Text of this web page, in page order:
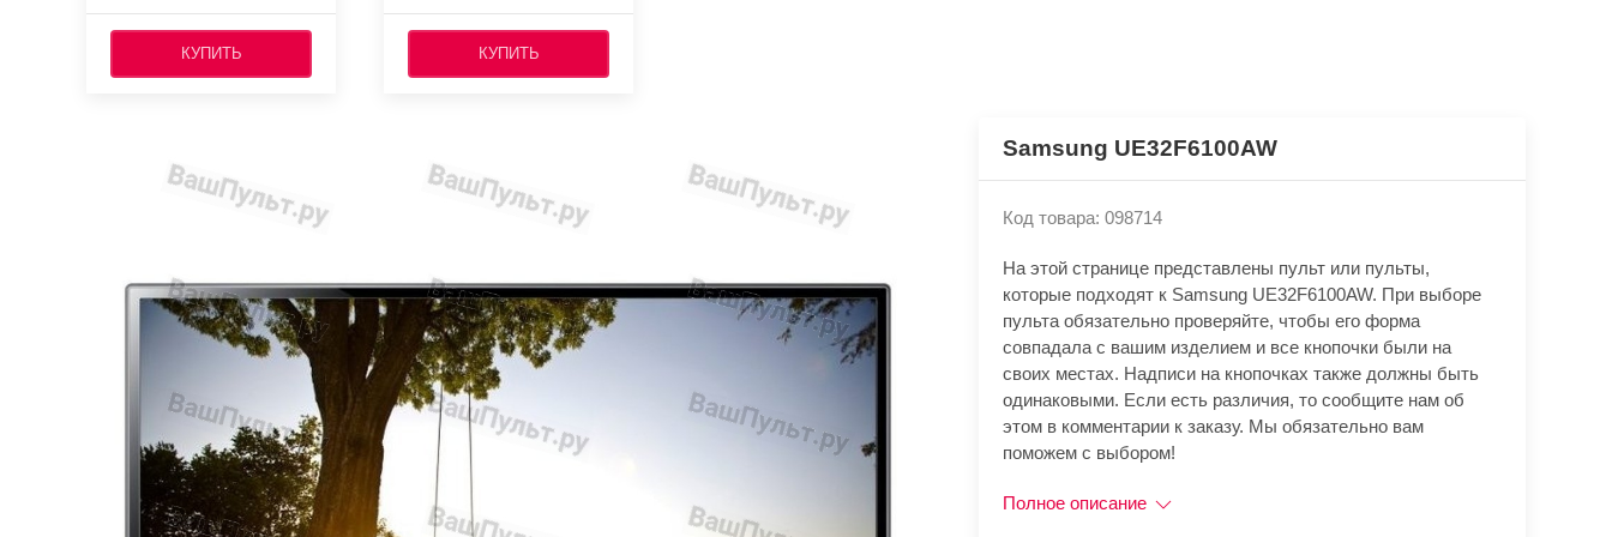
КУПИТЬ КУПИТЬ
Samsung UE32F6100AW
Код товара: 098714
На этой странице представлены пульт или пульты,
которые подходят к Samsung UE32F6100AW. При выборе
пульта обязательно проверяйте, чтобы его форма
совпадала с вашим изделием и все кнопочки были на
своих местах. Надписи на кнопочках также должны быть
одинаковыми. Если есть различия, то сообщите нам об
этом в комментарии к заказу. Мы обязательно вам
поможем с выбором!
Полное описание